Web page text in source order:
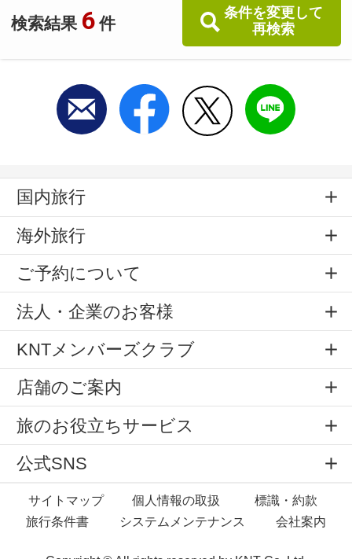
検索結果 6 件
条件を変更して
再検索
国内旅行
海外旅行
ご予約について
法人・企業のお客様
KNTメンバーズクラブ
店舗のご案内
旅のお役立ちサービス
公式SNS
サイトマップ 個人情報の取扱
標識・約款
旅行条件書
システムメンテナンス 会社案内